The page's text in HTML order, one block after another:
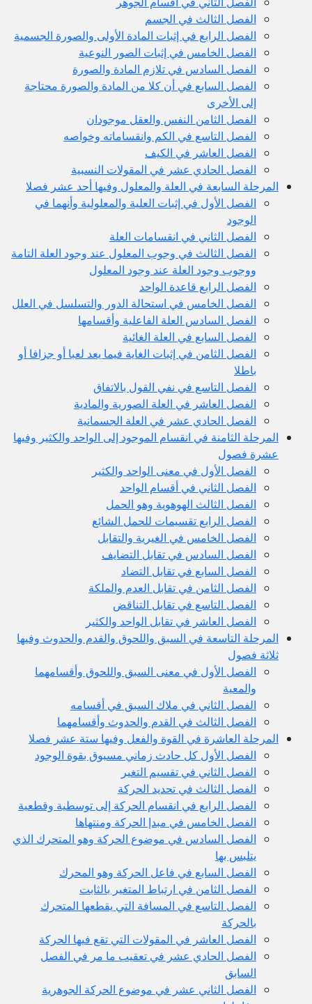
الفصل الثالث في الجسم
الفصل الرابع في إثبات المادة الأولى والصورة الجسمية
الفصل الخامس في إثبات الصور النوعية
الفصل السادس في تلازم المادة والصورة
الفصل السابع في أن كلا من المادة والصورة محتاجة
إلى الأخرى
الفصل الثامن النفس والعقل موجودان
الفصل التاسع في الكم وانقساماته وخواصه
الفصل العاشر في الكيف
الفصل الحادي عشر في المقولات النسبية
المرحلة السابعة في العلة والمعلول وفيها أحد عشر فصلا
الفصل الأول في إثبات العلية والمعلولية وأنهما في
الوجود
الفصل الثاني في انقسامات العلة
الفصل الثالث في وجوب المعلول عند وجود العلة التامة
ووجوب وجود العلة عند وجود المعلول
الفصل الرابع قاعدة الواحد
الفصل الخامس في استحالة الدور والتسلسل في العلل
الفصل السادس العلة الفاعلية وأقسامها
الفصل السابع في العلة الغائية
الفصل الثامن في إثبات الغاية فيما يعد لعبا أو جزافا أو
باطلا
الفصل التاسع في نفي القول بالاتفاق
الفصل العاشر في العلة الصورية والمادية
الفصل الحادي عشر في العلة الجسمانية
المرحلة الثامنة في انقسام الموجود إلى الواحد والكثير وفيها
عشرة فصول
الفصل الأول في معنى الواحد والكثير
الفصل الثاني في أقسام الواحد
الفصل الثالث الهوهوية وهو الحمل
الفصل الرابع تقسيمات للحمل الشائع
الفصل الخامس في الغيرية والتقابل
الفصل السادس في تقابل التضايف
الفصل السابع في تقابل التضاد
الفصل الثامن في تقابل العدم والملكة
الفصل التاسع في تقابل التناقض
الفصل العاشر في تقابل الواحد والكثير
المرحلة التاسعة في السبق واللحوق والقدم والحدوث وفيها
ثلاثة فصول
الفصل الأول في معنى السبق واللحوق وأقسامهما
والمعية
الفصل الثاني في ملاك السبق في أقسامه
الفصل الثالث في القدم والحدوث وأقسامهما
المرحلة العاشرة في القوة والفعل وفيها ستة عشر فصلا
الفصل الأول كل حادث زماني مسبوق بقوة الوجود
الفصل الثاني في تقسيم التغير
الفصل الثالث في تحديد الحركة
الفصل الرابع في انقسام الحركة إلى توسطية وقطعية
الفصل الخامس في مبدإ الحركة ومنتهاها
الفصل السادس في موضوع الحركة وهو المتحرك الذي
يتلبس بها
الفصل السابع في فاعل الحركة وهو المحرك
الفصل الثامن في ارتباط المتغير بالثابت
الفصل التاسع في المسافة التي يقطعها المتحرك
بالحركة
الفصل العاشر في المقولات التي تقع فيها الحركة
الفصل الحادي عشر في تعقيب ما مر في الفصل
السابق
الفصل الثاني عشر في موضوع الحركة الجوهرية